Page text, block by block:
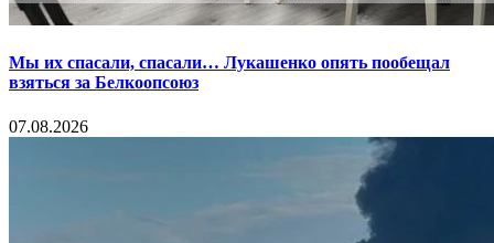
Мы их спасали, спасали… Лукашенко опять пообещал
взяться за Белкоопсоюз
07.08.2026